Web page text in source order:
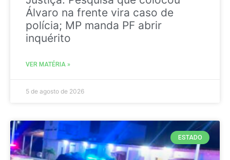
Álvaro na frente vira caso de
polícia; MP manda PF abrir
inquérito
VER MATÉRIA »
5 de agosto de 2026
ESTADO